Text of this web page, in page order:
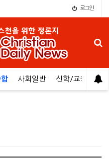
로그인
사회일반 신학/교육 오